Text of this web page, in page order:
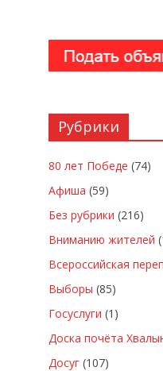
Рубрики
80 лет Победе (74)
Афиша (59)
Без рубрики (216)
Вниманию жителей
Всероссийская
Выборы (85)
Госуслуги (1)
Доска почёта
Досуг (107)